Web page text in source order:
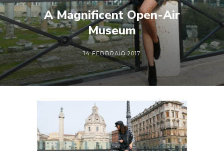
A Magnificent Open-Air
Museum
14 FEBBRAIO 2017